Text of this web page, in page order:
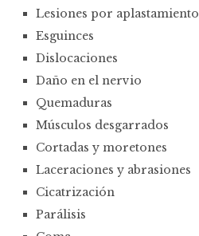
Lesiones por aplastamiento
Esguinces
Dislocaciones
Daño en el nervio
Quemaduras
Músculos desgarrados
Cortadas y moretones
Laceraciones y abrasiones
Cicatrización
Parálisis